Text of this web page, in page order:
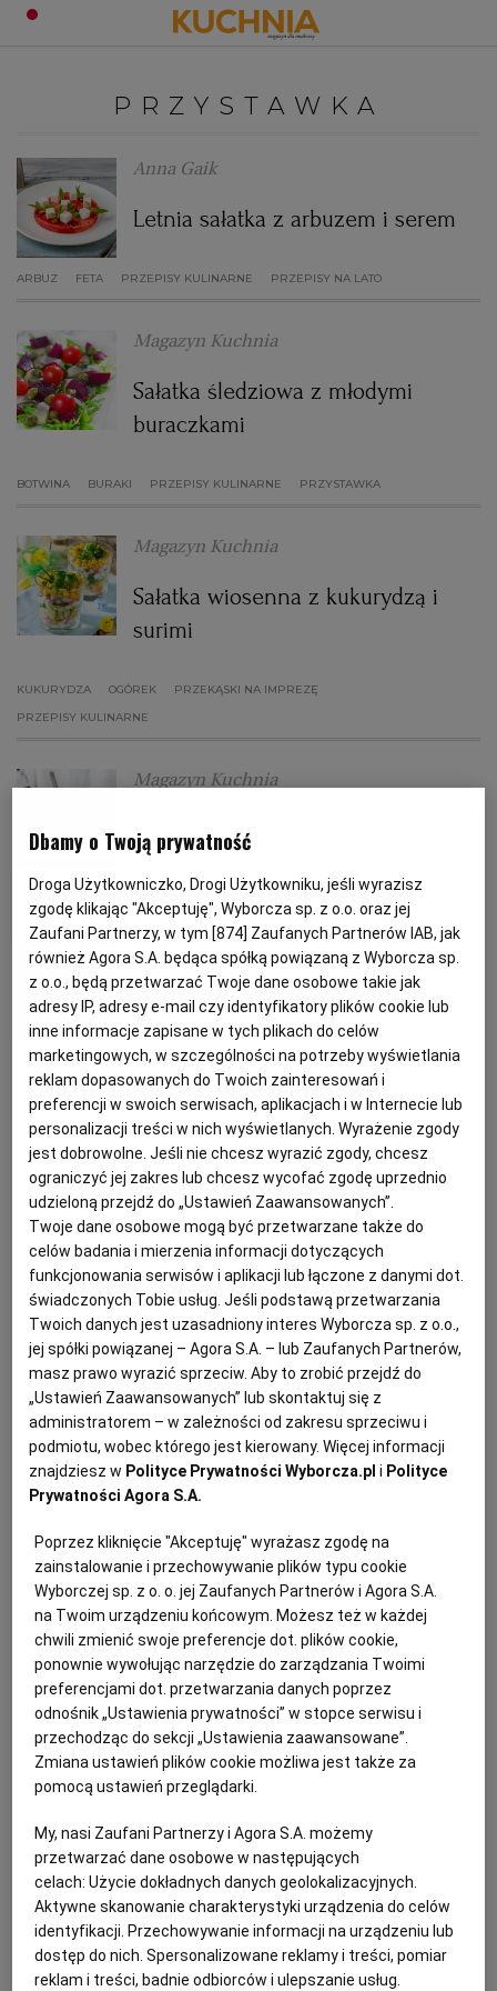
OBIADY
KOLACJE
DESERY
ZUPY
CIASTA
NAPOJE
MAKARONY
RYBY
PRZEKĄSKI
DOMOWE PRZETWORY
SOST, DIPY I INNE DODATKI
HALLOWEEN
BOŻE NARODZENIE
KARNAWAŁ
WIELKANOC
WALENTYNKI
DOMOWE PRZYJĘCIE
KUCHNIE ŚWIATA
KUCHNIA WŁOSKA
KUCHNIA BRYTYJSKA
KUCHNIA AFRYKAŃSKA
KUCHNIA JAPOŃSKA
KUCHNIA CHIŃSKA
KUCHNIA TAJSKA
KUCHNIA GRECKA
KUCHNIA AMERYKAŃSKA
KUCHNIA POLSKA
KUCHNIA MEKSYKAŃSKA
KUCHNIA INDYJSKA
KUCHNIA HISZPAŃSKA
KUCHNIA NIEMIECKA
DANIA SEZONOWE
PORADY
SZKOŁA GOTOWANIA
PORADY
ZAKUPY
SPRZĘT KUCHENNY
ZDROWA DIETA
DIETA
FIT PRZEPISY
WEGAN
DO POCZYTANIA
PODRÓŻE KULINARNE
HISTORIE KULINARNE
FELIETONY KULINARNE
NASZE SERWISY
SERWISY LOKALNE
BIAŁYSTOK
CZĘSTOCHOWA
ELBLĄG
GLIWICE
GORZÓW WIELKOPOLSKI
KALISZ
KATOWICE
KIELCE
KOSZALIN
KRAKÓW
ŁÓDŹ
OLSZTYN
OPOLE
PŁOCK
POZNAŃ
RADOM
RYBNIK
WYBORCZA.PL
WOLNA SOBOTA
ALE HISTORIA
WYBORCZA TV I VOD
TYLKO ZDROWIE
KSIĄŻKI. MAGAZYN DO CZYTANIA
NASZA EUROPA
SŁÓWKA. MAGAZYN O JĘZYKU
WYBORCZA.BIZ
WYSOKIE OBCASY
BIQDATA
JUTRONAUCI
ARCHIWUM
INNE SERWISY
GAZETA.PL
TOK FM
SPORT.PL
PUBLIO.PL
KULTURALNYSKLEP.PL
DZIECKO
ZDROWIE
POGODA
PODRÓŻE
WIDEO
FORUM
Zaloguj się
PRZYSTAWKA
Anna Gaik
Letnia sałatka z arbuzem i serem
ARBUZ FETA PRZEPISY KULINARNE PRZEPISY NA LATO
Magazyn Kuchnia
Sałatka śledziowa z młodymi
buraczkami
BOTWINA BURAKI PRZEPISY KULINARNE PRZYSTAWKA
Magazyn Kuchnia
Sałatka wiosenna z kukurydzą i
surimi
KUKURYDZA OGÓREK
PRZEKĄSKI NA IMPREZĘ
PRZEPISY KULINARNE
Magazyn Kuchnia
Śledzie na 5 sposobów
OSTATKI POST PRZEKĄSKI PRZEPISY KULINARNE
Anna Gaik
Rolada szpinakowa z wędzonym
łososiem
PRZEPISY KULINARNE PRZYSTAWKA RYBY SZPINAK
Anna Gaik
Pieczony boczek
BOCZEK BOŻE NARODZENIE PRZEPISY KULINARNE PRZYSTAWKA
Magazyn Kuchnia
Kiełki po koreańsku
FASOLA KIEŁKI OBIAD PRZEPISY KULINARNE
Anna Gaik
Karkówka pieczona
KARKÓWKA KOLACJA PRZEPISY KULINARNE PRZEPISY ŚWIĄTECZNE
Anna Gaik
Pasztet z królikiem z pistacjami
KRÓLIK PASZTET PRZEKĄSKI PRZEPISY KULINARNE
Honorata Piwowarska
Sałatka z gruszek glazurowanych w
miodzie z serem i dynią
Dbamy o Twoją prywatność
Droga Użytkowniczko, Drogi Użytkowniku, jeśli wyrazisz
zgodę klikając "Akceptuję", Wyborcza sp. z o.o. oraz jej
Zaufani Partnerzy, w tym [874] Zaufanych Partnerów IAB, jak
również Agora S.A. będąca spółką powiązaną z Wyborcza sp.
z o.o., będą przetwarzać Twoje dane osobowe takie jak
adresy IP, adresy e-mail czy identyfikatory plików cookie lub
inne informacje zapisane w tych plikach do celów
marketingowych, w szczególności na potrzeby wyświetlania
reklam dopasowanych do Twoich zainteresowań i
preferencji w swoich serwisach, aplikacjach i w Internecie lub
personalizacji treści w nich wyświetlanych. Wyrażenie zgody
jest dobrowolne. Jeśli nie chcesz wyrazić zgody, chcesz
ograniczyć jej zakres lub chcesz wycofać zgodę uprzednio
udzieloną przejdź do „Ustawień Zaawansowanych”.
Twoje dane osobowe mogą być przetwarzane także do
celów badania i mierzenia informacji dotyczących
funkcjonowania serwisów i aplikacji lub łączone z danymi dot.
świadczonych Tobie usług. Jeśli podstawą przetwarzania
Twoich danych jest uzasadniony interes Wyborcza sp. z o.o.,
jej spółki powiązanej – Agora S.A. – lub Zaufanych Partnerów,
masz prawo wyrazić sprzeciw. Aby to zrobić przejdź do
„Ustawień Zaawansowanych” lub skontaktuj się z
administratorem – w zależności od zakresu sprzeciwu i
podmiotu, wobec którego jest kierowany. Więcej informacji
znajdziesz w Polityce Prywatności Wyborcza.pl i Polityce
Prywatności Agora S.A.
Poprzez kliknięcie "Akceptuję" wyrażasz zgodę na
zainstalowanie i przechowywanie plików typu cookie
Wyborczej sp. z o. o. jej Zaufanych Partnerów i Agora S.A.
na Twoim urządzeniu końcowym. Możesz też w każdej
chwili zmienić swoje preferencje dot. plików cookie,
ponownie wywołując narzędzie do zarządzania Twoimi
preferencjami dot. przetwarzania danych poprzez
odnośnik „Ustawienia prywatności” w stopce serwisu i
przechodząc do sekcji „Ustawienia zaawansowane”.
Zmiana ustawień plików cookie możliwa jest także za
pomocą ustawień przeglądarki.
My, nasi Zaufani Partnerzy i Agora S.A. możemy
przetwarzać dane osobowe w następujących
celach:Użycie dokładnych danych geolokalizacyjnych.
Aktywne skanowanie charakterystyki urządzenia do celów
identyfikacji. Przechowywanie informacji na urządzeniu lub
dostęp do nich. Spersonalizowane reklamy i treści, pomiar
reklam i treści, badnie odbiorców i ulepszanie usług.